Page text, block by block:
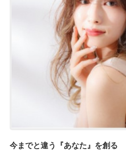
今までと違う『あなた』を創る